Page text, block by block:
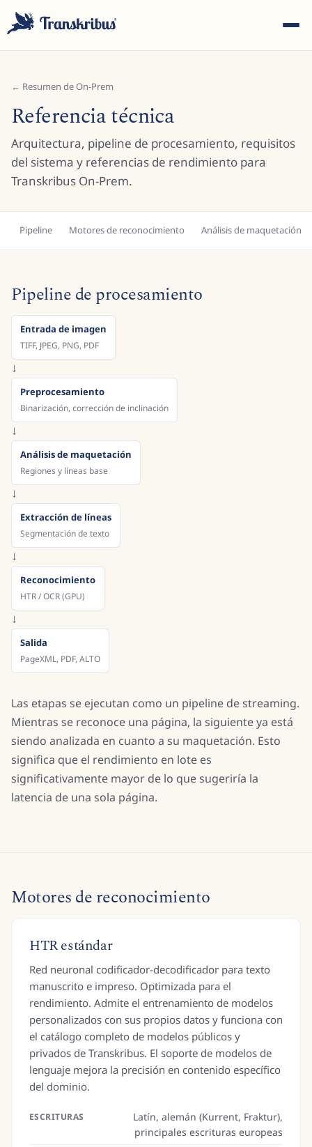
ESC
artículos del blog...
← Resumen de On-Prem
Referencia técnica
Arquitectura, pipeline de procesamiento, requisitos
del sistema y referencias de rendimiento para
Transkribus On-Prem.
Pipeline Motores de reconocimiento Análisis de maquetación
Pipeline de procesamiento
Entrada de imagen
TIFF, JPEG, PNG, PDF
→
Preprocesamiento
Binarización, corrección de inclinación
→
Análisis de maquetación
Regiones y líneas base
→
Extracción de líneas
Segmentación de texto
→
Reconocimiento
HTR / OCR (GPU)
→
Salida
PageXML, PDF, ALTO
Las etapas se ejecutan como un pipeline de streaming.
Mientras se reconoce una página, la siguiente ya está
siendo analizada en cuanto a su maquetación. Esto
significa que el rendimiento en lote es
significativamente mayor de lo que sugeriría la
latencia de una sola página.
Motores de reconocimiento
HTR estándar
Red neuronal codificador-decodificador para texto
manuscrito e impreso. Optimizada para el
rendimiento. Admite el entrenamiento de modelos
personalizados con sus propios datos y funciona con
el catálogo completo de modelos públicos y
privados de Transkribus. El soporte de modelos de
lenguaje mejora la precisión en contenido específico
del dominio.
ESCRITURAS
Latín, alemán (Kurrent, Fraktur),
principales escrituras europeas